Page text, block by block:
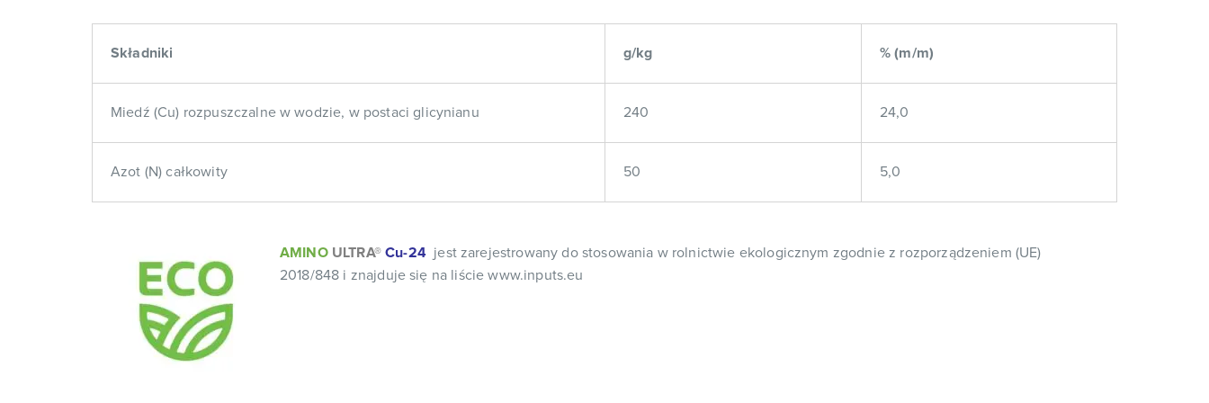
Składniki g/kg % (m/m)
Miedź (Cu) rozpuszczalne w wodzie, w postaci glicynianu 240 24,0
Azot (N) całkowity 50 5,0
AMINO ULTRA® Cu-24 jest zarejestrowany do stosowania w rolnictwie ekologicznym zgodnie z rozporządzeniem (UE)
2018/848 i znajduje się na liściewww.inputs.eu